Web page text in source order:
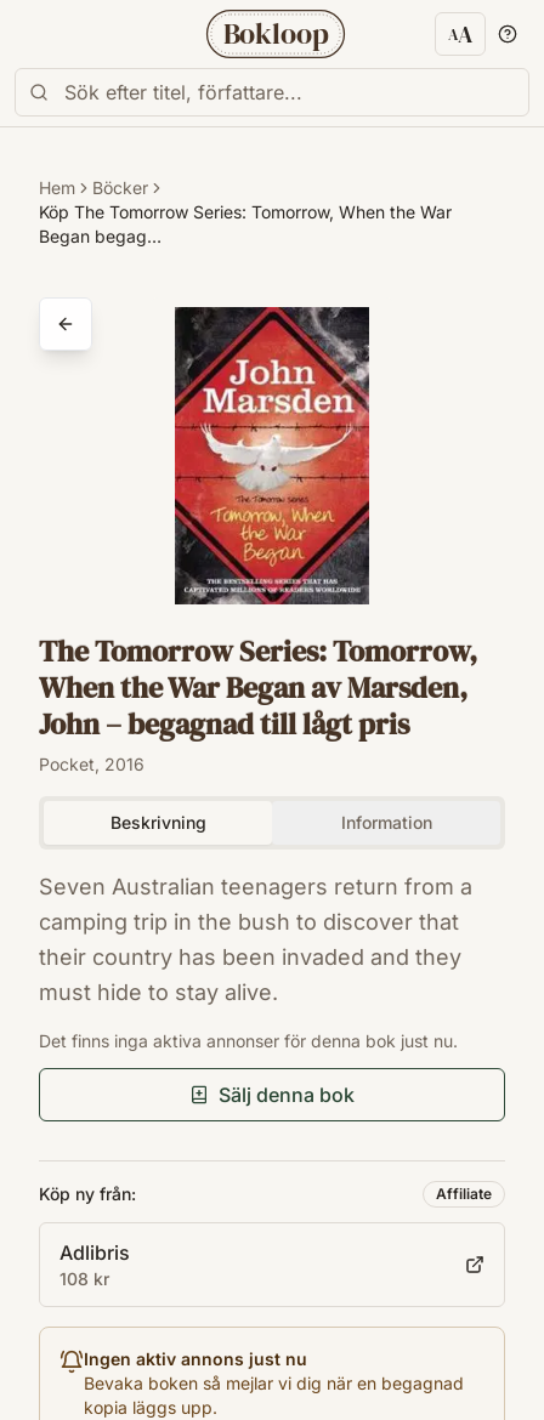
Bokloop AA
Hem
Böcker
Köp The Tomorrow Series: Tomorrow, When the War
Began begag…
The Tomorrow Series: Tomorrow,
When the War Began av Marsden,
John – begagnad till lågt pris
Pocket, 2016
Beskrivning Information
Seven Australian teenagers return from a
camping trip in the bush to discover that
their country has been invaded and they
must hide to stay alive.
9780857387332
Quercus
Utgivningsår
2016
Antal sidor
286
Språk
en
Format
Pocket
Det finns inga aktiva annonser för denna bok just nu.
Sälj denna bok
Köp ny från: Affiliate
Adlibris
108 kr
Ingen aktiv annons just nu
Bevaka boken så mejlar vi dig när en begagnad
kopia läggs upp.